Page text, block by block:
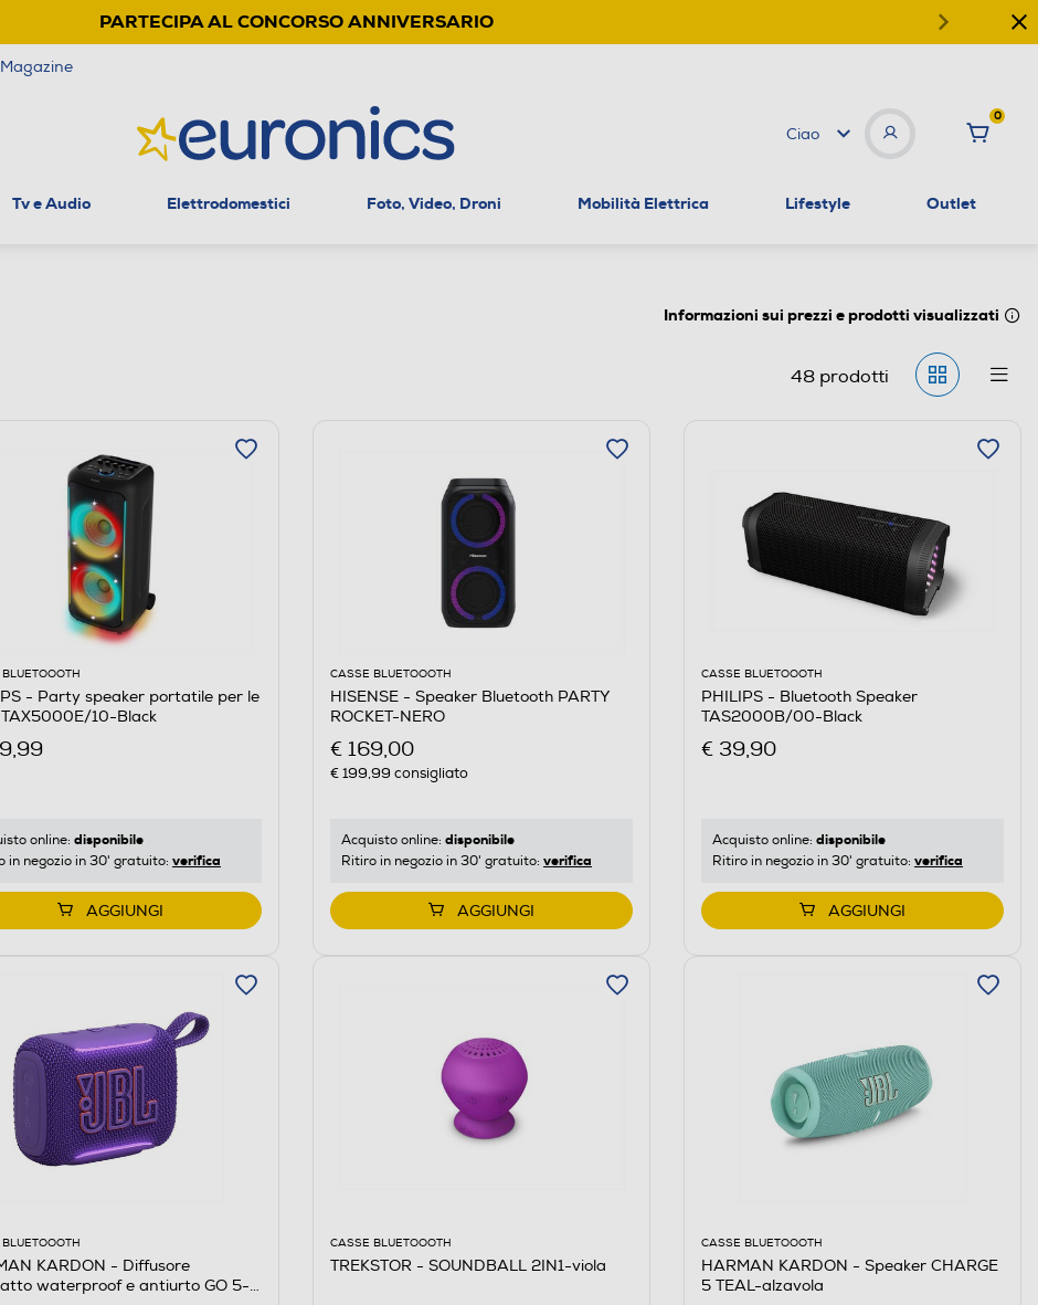
PARTECIPA AL CONCORSO ANNIVERSARIO
Magazine
Ciao
0
Tv e Audio Elettrodomestici Foto, Video, Droni Mobilità Elettrica Lifestyle Outlet
Informazioni sui prezzi e prodotti visualizzati
48prodotti
- Party speaker portatile per le
10-Black
online: disponibile
in negozio in 30' gratuito: verifica
AGGIUNGI
CASSE BLUETOOOTH
HISENSE - Speaker Bluetooth PARTY
ROCKET-NERO
€ 169,00
€ 199,99 consigliato
Acquisto online: disponibile
Ritiro in negozio in 30' gratuito: verifica
AGGIUNGI
CASSE BLUETOOOTH
PHILIPS - Bluetooth Speaker
TAS2000B/00-Black
€ 39,90
Acquisto online: disponibile
Ritiro in negozio in 30' gratuito: verifica
AGGIUNGI
KARDON - Diffusore
waterproof e antiurto GO 5-
CASSE BLUETOOOTH
TREKSTOR - SOUNDBALL 2IN1-viola
CASSE BLUETOOOTH
HARMAN KARDON - Speaker CHARGE
5 TEAL-alzavola